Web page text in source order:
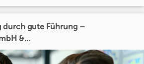
gute Führung –
&...